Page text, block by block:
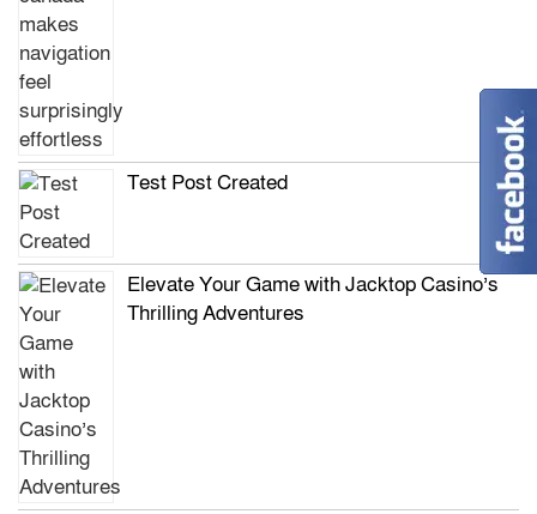
Test Post Created
Elevate Your Game with Jacktop Casino’s
Thrilling Adventures